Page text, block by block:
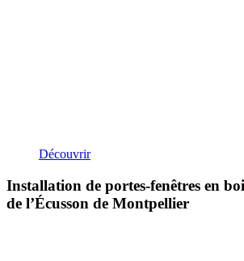
Découvrir
Installation de portes-fenêtres en
de l’Écusson de Montpellier